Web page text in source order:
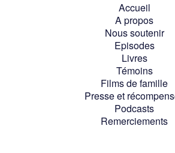
Accueil
A propos
Nous soutenir
Episodes
Livres
Témoins
Films de famille
Presse et
Podcasts
Remerciements